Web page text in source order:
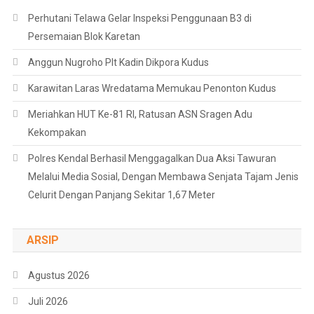
Perhutani Telawa Gelar Inspeksi Penggunaan B3 di
Persemaian Blok Karetan
Anggun Nugroho Plt Kadin Dikpora Kudus
Karawitan Laras Wredatama Memukau Penonton Kudus
Meriahkan HUT Ke-81 RI, Ratusan ASN Sragen Adu
Kekompakan
Polres Kendal Berhasil Menggagalkan Dua Aksi Tawuran
Melalui Media Sosial, Dengan Membawa Senjata Tajam Jenis
Celurit Dengan Panjang Sekitar 1,67 Meter
ARSIP
Agustus 2026
Juli 2026